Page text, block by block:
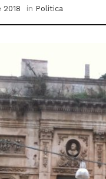
in Politica